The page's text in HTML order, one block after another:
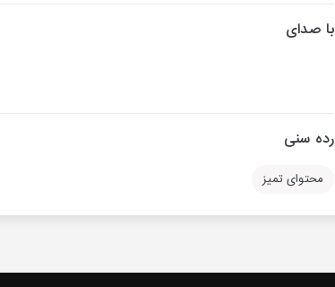
با صدای
رده سنی
محتوای تمیز